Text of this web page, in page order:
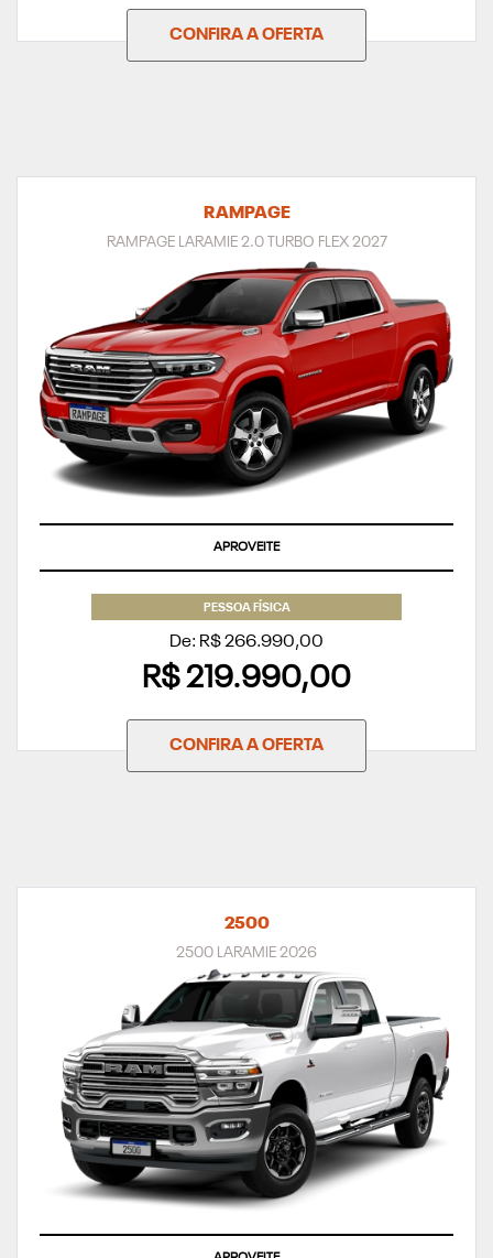
CONFIRA A OFERTA
RAMPAGE
RAMPAGE LARAMIE 2.0 TURBO FLEX 2027
APROVEITE
PESSOA FÍSICA
De: R$ 266.990,00
R$ 219.990,00
CONFIRA A OFERTA
2500
2500 LARAMIE 2026